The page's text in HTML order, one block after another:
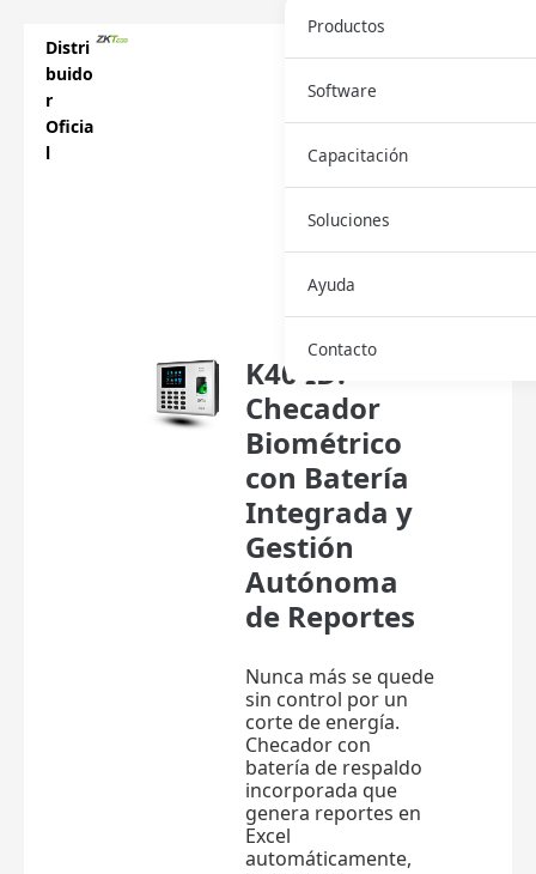
Distri
buido
r
Oficia
l
Descar
Ficha
K40 ID:
Checador
Biométrico
con Batería
Integrada y
Gestión
Autónoma
de Reportes
Nunca más se quede
sin control por un
corte de energía.
Checador con
batería de respaldo
incorporada que
genera reportes en
Excel
automáticamente,
Productos
Software
Capacitación
Soluciones
Ayuda
Contacto